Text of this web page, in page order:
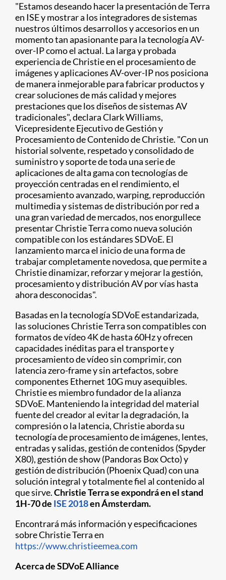
"Estamos deseando hacer la presentación de Terra
en ISE y mostrar a los integradores de sistemas
nuestros últimos desarrollos y accesorios en un
momento tan apasionante para la tecnología AV-
over-IP como el actual. La larga y probada
experiencia de Christie en el procesamiento de
imágenes y aplicaciones AV-over-IP nos posiciona
de manera inmejorable para fabricar productos y
crear soluciones de más calidad y mejores
prestaciones que los diseños de sistemas AV
tradicionales", declara Clark Williams,
Vicepresidente Ejecutivo de Gestión y
Procesamiento de Contenido de Christie. "Con un
historial solvente, respetado y consolidado de
suministro y soporte de toda una serie de
aplicaciones de alta gama con tecnologías de
proyección centradas en el rendimiento, el
procesamiento avanzado, warping, reproducción
multimedia y sistemas de distribución por red a
una gran variedad de mercados, nos enorgullece
presentar Christie Terra como nueva solución
compatible con los estándares SDVoE. El
lanzamiento marca el inicio de una forma de
trabajar completamente novedosa, que permite a
Christie dinamizar, reforzar y mejorar la gestión,
procesamiento y distribución AV por vías hasta
ahora desconocidas".
Basadas en la tecnología SDVoE estandarizada,
las soluciones Christie Terra son compatibles con
formatos de vídeo 4K de hasta 60Hz y ofrecen
capacidades inéditas para el transporte y
procesamiento de vídeo sin comprimir, con
latencia zero-frame y sin artefactos, sobre
componentes Ethernet 10G muy asequibles.
Christie es miembro fundador de la alianza
SDVoE. Manteniendo la integridad del material
fuente del creador al evitar la degradación, la
compresión o la latencia, Christie aborda su
tecnología de procesamiento de imágenes, lentes,
entradas y salidas, gestión de contenidos (Spyder
X80), gestión de show (Pandoras Box Octo) y
gestión de distribución (Phoenix Quad) con una
solución integral y totalmente fiel al contenido al
que sirve.Christie Terra se expondrá en elstand
1H-70 de ISE 2018en Ámsterdam.
Encontrará más información y especificaciones
sobre Christie Terra en
https://www.christieemea.com
Acerca de SDVoE Alliance